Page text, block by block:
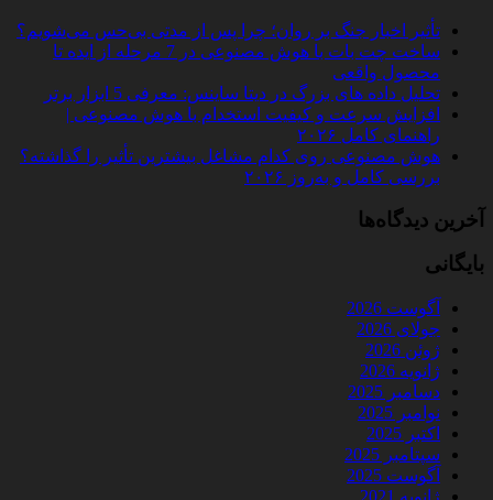
تأثیر اخبار جنگ بر روان؛ چرا پس از مدتی بی‌حس می‌شویم؟
ساخت چت‌ بات با هوش مصنوعی در 7 مرحله از ایده تا
محصول واقعی
تحلیل داده‌ های بزرگ در دیتا ساینس: معرفی 5 ابزار برتر
افزایش سرعت و کیفیت استخدام با هوش مصنوعی |
راهنمای کامل ۲۰۲۶
هوش مصنوعی روی کدام مشاغل بیشترین تأثیر را گذاشته؟
بررسی کامل و به‌روز ۲۰۲۶
آخرین دیدگاه‌ها
بایگانی
آگوست 2026
جولای 2026
ژوئن 2026
ژانویه 2026
دسامبر 2025
نوامبر 2025
اکتبر 2025
سپتامبر 2025
آگوست 2025
ژانویه 2021